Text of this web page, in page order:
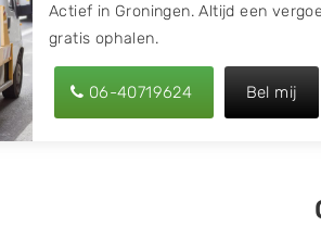
Groningen. U kunt ookzoekennaar
om direct uw sloopauto te
Ophaaldienst van
onderdelen offerte aanvragen? Dat
Actief in Groningen. Altijd een
gratis ophalen.
06-40719624 Bel mij